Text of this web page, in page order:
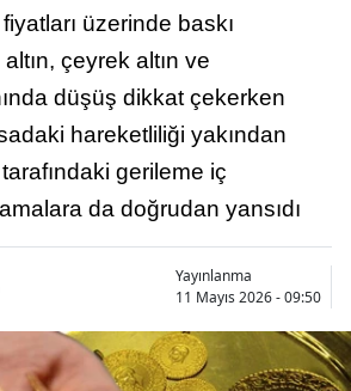
üzerinde baskı
çeyrek altın ve
düşüş dikkat çekerken
hareketliliği yakından
gerileme iç
da doğrudan yansıdı
Yayınlanma
11 Mayıs 2026 - 09:50